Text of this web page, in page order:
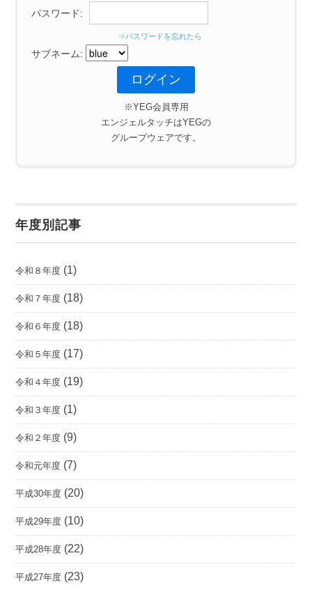
パスワード:
⇒パスワードを忘れたら
サブネーム:
※YEG会員専用
エンジェルタッチはYEGの
グループウェアです。
年度別記事
令和８年度 (1)
令和７年度 (18)
令和６年度 (18)
令和５年度 (17)
令和４年度 (19)
令和３年度 (1)
令和２年度 (9)
令和元年度 (7)
平成30年度 (20)
平成29年度 (10)
平成28年度 (22)
平成27年度 (23)